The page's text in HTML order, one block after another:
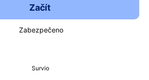
Začít
Zabezpečeno
Survio